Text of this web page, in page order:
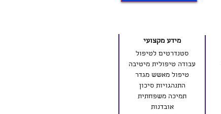
מידע מקצועי
סטנדרטים לטיפול
עבודה טיפולית מיטיבה
טיפול מאשש מגדר
התנהגויות סיכון
תמיכה משפחתית
אובדנות